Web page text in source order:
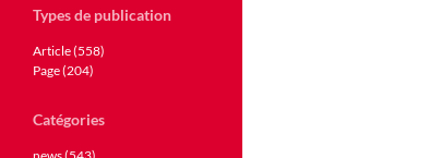
Types de publication
Article (558)
Page (204)
Catégories